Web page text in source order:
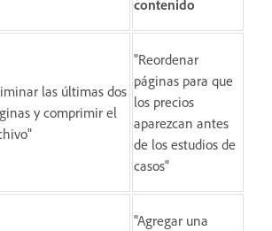
contenido
las últimas dos
y comprimir el
"Reordenar
páginas para que
los precios
aparezcan antes
de los estudios de
casos"
"Agregar una